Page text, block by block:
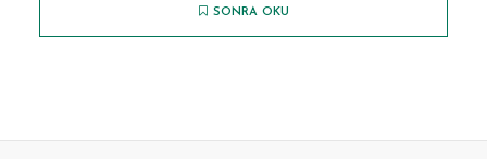
SONRA OKU